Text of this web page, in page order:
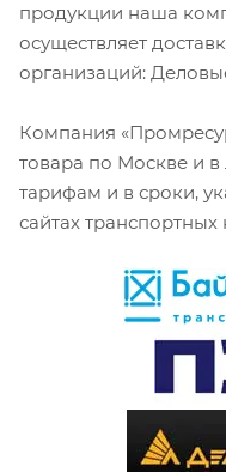
продукции наша
осуществляет
организаций:
Компания
товара по Москве и
тарифам и в сроки,
сайтах